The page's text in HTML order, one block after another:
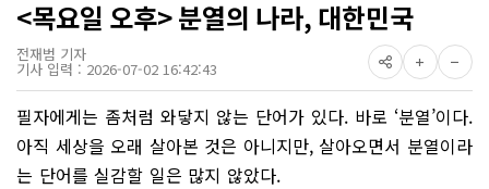
<목요일 오후> 분열의 나라, 대한민국
전재범 기자
기사 입력 : 2026-07-02 16:42:43
필자에게는 좀처럼 와닿지 않는 단어가 있다. 바로 ‘분열’이다.
아직 세상을 오래 살아본 것은 아니지만, 살아오면서 분열이라
는 단어를 실감할 일은 많지 않았다.